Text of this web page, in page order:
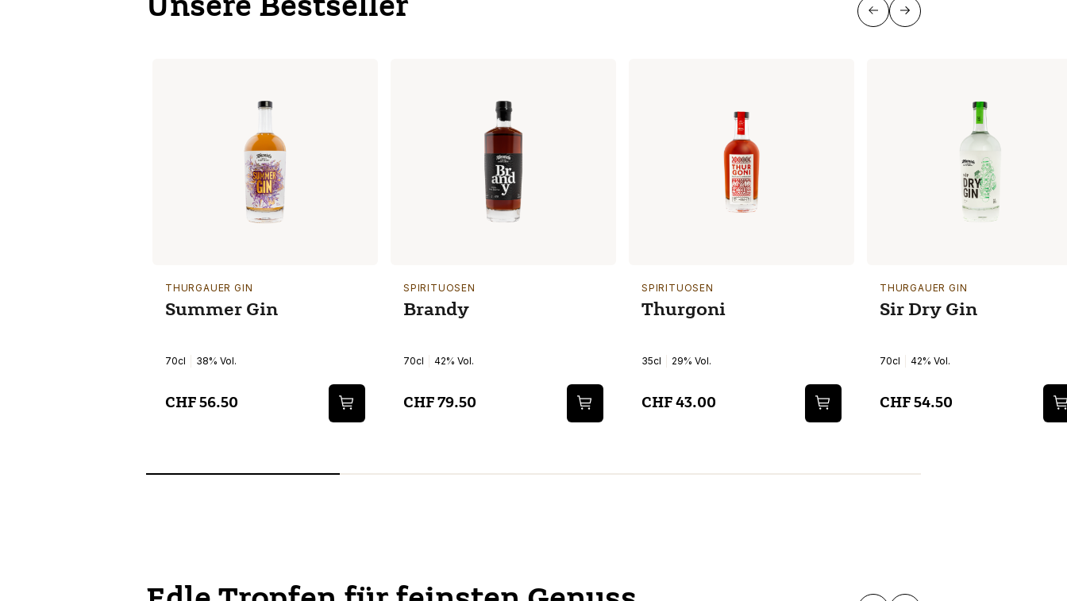
THURGAUER GIN
Summer Gin
70cl 38% Vol.
CHF 56.50
SPIRITUOSEN
Brandy
70cl 42% Vol.
CHF 79.50
SPIRITUOSEN
Thurgoni
35cl 29% Vol.
CHF 43.00
THURGAUER GIN
Sir Dry Gin
70cl 42% Vol.
CHF 54.50